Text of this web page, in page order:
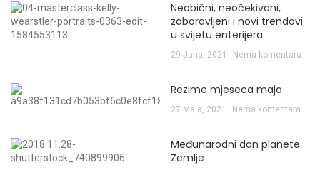
Neobični, neočekivani,
zaboravljeni i novi trendovi
u svijetu enterijera
29 Juna, 2021 Nema komentara
Rezime mjeseca maja
27 Maja, 2021 Nema komentara
Međunarodni dan planete
Zemlje